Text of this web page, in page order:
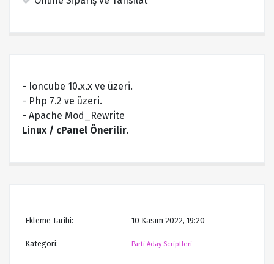
- Ioncube 10.x.x ve üzeri.
- Php 7.2 ve üzeri.
- Apache Mod_Rewrite
Linux / cPanel Önerilir.
Ekleme Tarihi: 10 Kasım 2022, 19:20
Kategori: Parti Aday Scriptleri